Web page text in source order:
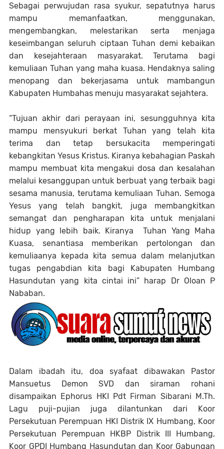
Sebagai perwujudan rasa syukur, sepatutnya harus
mampu memanfaatkan, menggunakan,
mengembangkan, melestarikan serta menjaga
keseimbangan seluruh ciptaan Tuhan demi kebaikan
dan kesejahteraan masyarakat. Terutama bagi
kemuliaan Tuhan yang maha kuasa. Hendaknya saling
menopang dan bekerjasama untuk mambangun
Kabupaten Humbahas menuju masyarakat sejahtera.
“Tujuan akhir dari perayaan ini, sesungguhnya kita
mampu mensyukuri berkat Tuhan yang telah kita
terima dan tetap bersukacita memperingati
kebangkitan Yesus Kristus. Kiranya kebahagian Paskah
mampu membuat kita mengakui dosa dan kesalahan
melalui kesanggupan untuk berbuat yang terbaik bagi
sesama manusia, terutama kemuliaan Tuhan. Semoga
Yesus yang telah bangkit, juga membangkitkan
semangat dan pengharapan kita untuk menjalani
hidup yang lebih baik. Kiranya Tuhan Yang Maha
Kuasa, senantiasa memberikan pertolongan dan
kemuliaanya kepada kita semua dalam melanjutkan
tugas pengabdian kita bagi Kabupaten Humbang
Hasundutan yang kita cintai ini” harap Dr Oloan P
Nababan.
Dalam ibadah itu, doa syafaat dibawakan Pastor
Mansuetus Demon SVD dan siraman rohani
disampaikan Ephorus HKI Pdt Firman Sibarani M.Th.
Lagu puji-pujian juga dilantunkan dari Koor
Persekutuan Perempuan HKI Distrik IX Humbang, Koor
Persekutuan Perempuan HKBP Distrik III Humbang,
Koor GPDI Humbang Hasundutan dan Koor Gabungan